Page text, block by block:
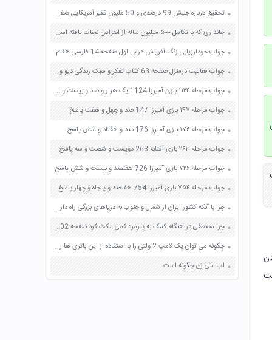
شدن
تحقیق درباره جنبش 99 درصدی و 50 ملیون فقیر آمریکایی صفحه 166 مطالعات اجتماعی هشتم
جانداری که با تکامل ۵۰۰ میلیون ساله از انقراض نجات یافته است ؟ بازی خواستگاری جواب پاسخ
جواب خودارزیابی زنگ آفرینش درس اول صفحه 14 فارسی هفتم
جواب فعالیت درمنزل صفحه 63 کتاب تفکر و سبک زندگی دیو و کیک هشتم
جواب مرحله ۱۱۲۴ بازی آمیرزا 1124 یک هزار و صد و بیست و چهار پاسخ
جواب مرحله ۱۴۷ بازی آمیرزا 147 صد و چهل و هفت پاسخ
جواب مرحله ۱۷۶ بازی آمیرزا 176 صد و هفتاد و شش پاسخ
جواب مرحله ۲۶۳ بازی آفتابه 263 دویست و شصت و سه پاسخ
جواب مرحله ۷۲۶ بازی آمیرزا 726 هفتصد و بیست و شش پاسخ
جواب مرحله ۷۵۴ بازی آمیرزا 754 هفتصد و پنجاه و چهار پاسخ
چرا با آنکه کشور ایران از شمال و جنوب به دریاهای بزرگی راه دارد با مشکل کمبود آب مواجه است ؟ صفحه 81 مطالعات اجتماعی هفتم
چرا مصطفی در هنگام کمک به پیرمرد کمی مکث کرد صفحه 102 فارسی هفتم
چگونه می توان یک لامپ 2 ولتی را با استفاده از این باتری ها روشن کرد تحقیق و طراحی کنید صفحه 19 علوم هشتم
اب مني زن چگونه است